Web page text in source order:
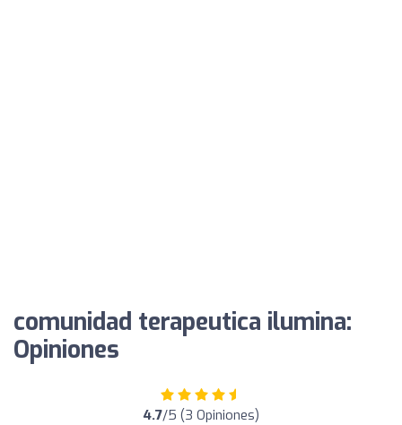
comunidad terapeutica ilumina:
Opiniones
4.7/5 (3 Opiniones)